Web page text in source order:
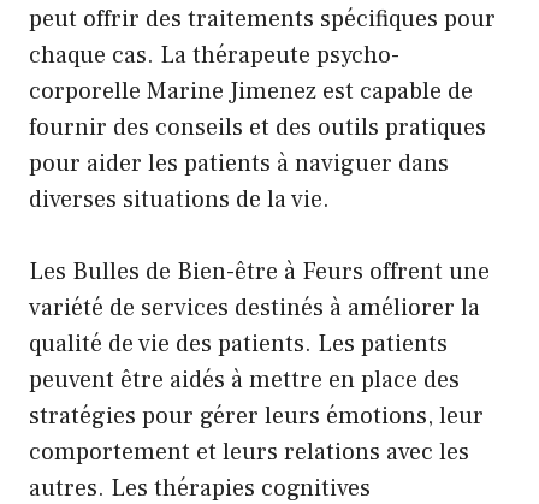
peut offrir des traitements spécifiques pour
chaque cas. La thérapeute psycho-
corporelle Marine Jimenez est capable de
fournir des conseils et des outils pratiques
pour aider les patients à naviguer dans
diverses situations de la vie.
Les Bulles de Bien-être à Feurs offrent une
variété de services destinés à améliorer la
qualité de vie des patients. Les patients
peuvent être aidés à mettre en place des
stratégies pour gérer leurs émotions, leur
comportement et leurs relations avec les
autres. Les thérapies cognitives